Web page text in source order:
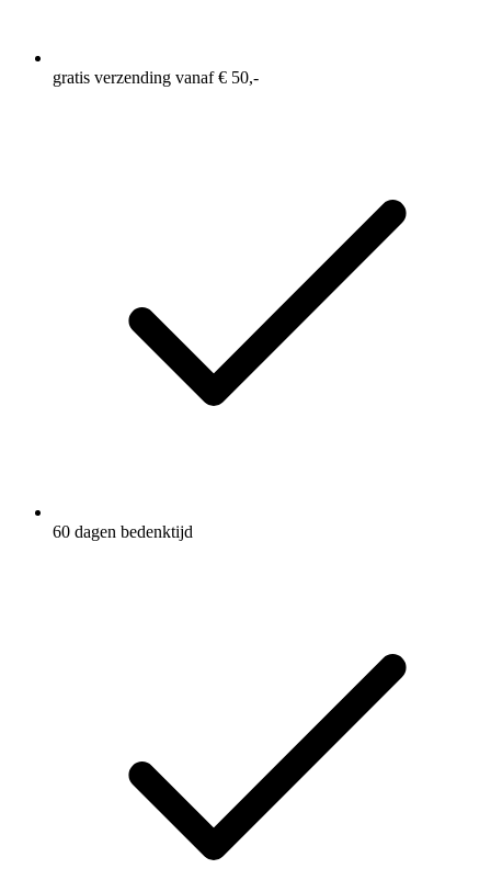
gratis verzending vanaf € 50,-
60 dagen bedenktijd